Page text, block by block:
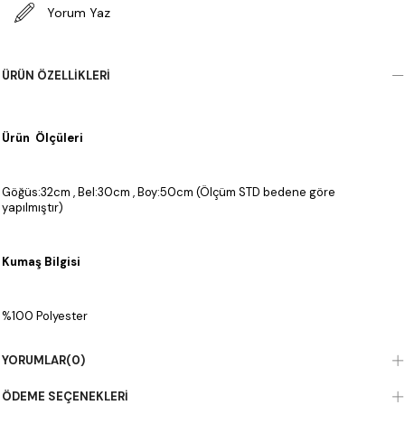
Yorum Yaz
ÜRÜN ÖZELLIKLERI
Ürün Ölçüleri
Göğüs:32cm , Bel:30cm , Boy:50cm (Ölçüm STD bedene göre
yapılmıştır)
Kumaş Bilgisi
%100 Polyester
YORUMLAR(0)
ÖDEME SEÇENEKLERI